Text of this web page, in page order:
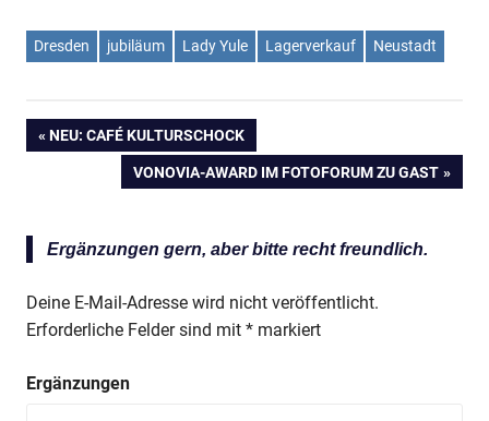
Dresden jubiläum Lady Yule Lagerverkauf Neustadt
Beitragsnavigation
VORHERIGER
NEU: CAFÉ KULTURSCHOCK
NÄCHSTER
VONOVIA-AWARD IM FOTOFORUM ZU GAST
Ergänzungen gern, aber bitte recht freundlich.
Deine E-Mail-Adresse wird nicht veröffentlicht.
Erforderliche Felder sind mit * markiert
Ergänzungen